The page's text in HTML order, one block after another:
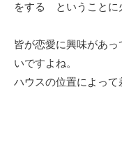
をする ということに
皆が恋愛に興味があ
いですよね。
ハウスの位置によって